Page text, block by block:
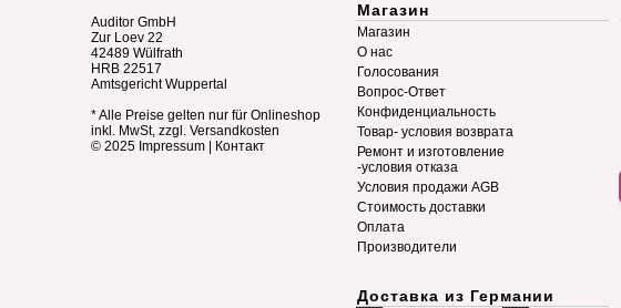
Auditor GmbH
Zur Loev 22
42489 Wülfrath
HRB 22517
Amtsgericht Wuppertal
* Alle Preise gelten nur für Onlineshop
inkl. MwSt, zzgl. Versandkosten
© 2025 Impressum Контакт
Магазин
Магазин
О нас
Голосования
Вопрос-Ответ
Конфиденциальность
Товар- условия возврата
Ремонт и изготовление
-условия отказа
Условия продажи AGB
Стоимость доставки
Оплата
Производители
Доставка из Германии